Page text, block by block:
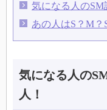
気になる人のSM
あの人はS？M？
気になる人の
人！